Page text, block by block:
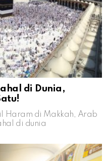
di Dunia,
Haram di Makkah, Arab
di dunia